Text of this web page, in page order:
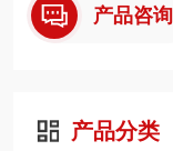
产品咨询
产品分类